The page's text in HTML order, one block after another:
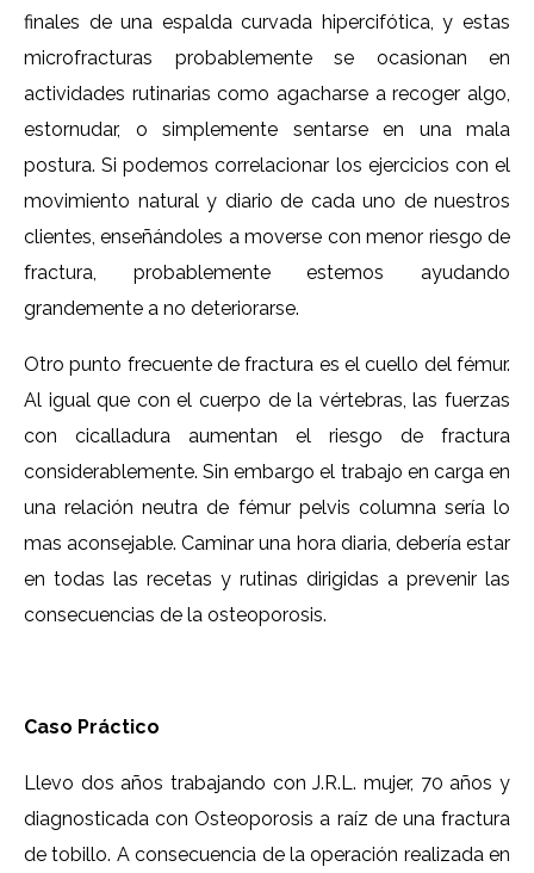
finales de una espalda curvada hipercifótica, y estas
microfracturas probablemente se ocasionan en
actividades rutinarias como agacharse a recoger algo,
estornudar, o simplemente sentarse en una mala
postura. Si podemos correlacionar los ejercicios con el
movimiento natural y diario de cada uno de nuestros
clientes, enseñándoles a moverse con menor riesgo de
fractura, probablemente estemos ayudando
grandemente a no deteriorarse.
Otro punto frecuente de fractura es el cuello del fémur.
Al igual que con el cuerpo de la vértebras, las fuerzas
con cicalladura aumentan el riesgo de fractura
considerablemente. Sin embargo el trabajo en carga en
una relación neutra de fémur pelvis columna sería lo
mas aconsejable. Caminar una hora diaria, debería estar
en todas las recetas y rutinas dirigidas a prevenir las
consecuencias de la osteoporosis.
Caso Práctico
Llevo dos años trabajando con J.R.L. mujer, 70 años y
diagnosticada con Osteoporosis a raíz de una fractura
de tobillo. A consecuencia de la operación realizada en